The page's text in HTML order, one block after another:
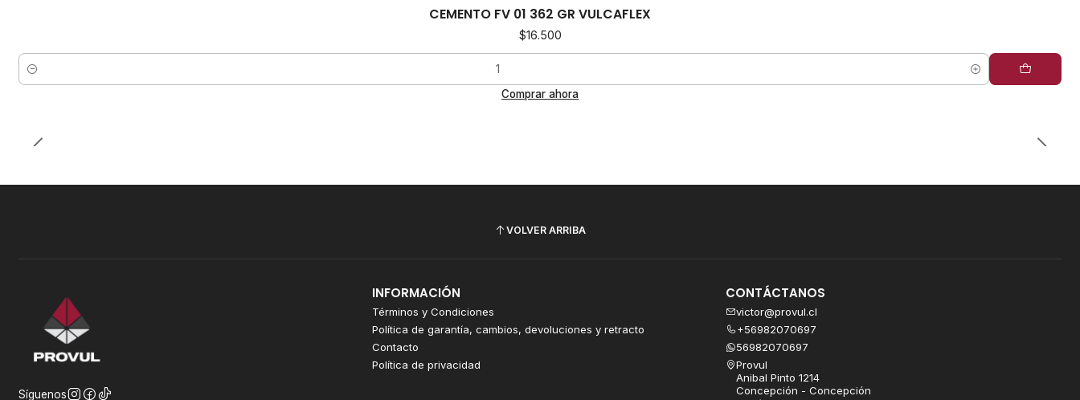
CEMENTO FV 01 362 GR VULCAFLEX
$16.500
Cantidad
Comprar ahora
VOLVER ARRIBA
Síguenos
INFORMACIÓN
Términos y Condiciones
Política de garantía, cambios, devoluciones y retracto
Contacto
Política de privacidad
CONTÁCTANOS
victor@provul.cl
+56982070697
56982070697
Provul
Anibal Pinto 1214
Concepción - Concepción